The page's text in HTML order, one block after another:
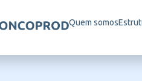
Quem somos